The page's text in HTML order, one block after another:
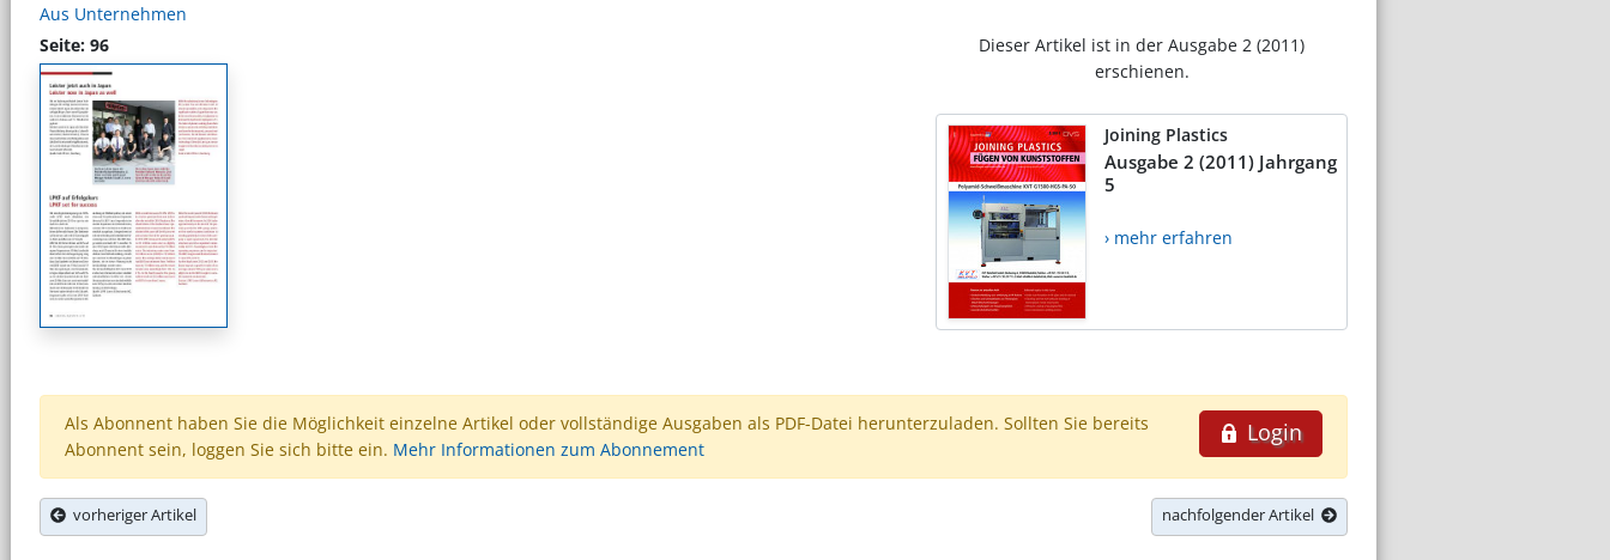
Aus Unternehmen
Seite: 96
Dieser Artikel ist in der Ausgabe 2 (2011)
erschienen.
Joining Plastics
Ausgabe 2 (2011) Jahrgang
5
› mehr erfahren
Login
Als Abonnent haben Sie die Möglichkeit einzelne Artikel oder vollständige Ausgaben als PDF-Datei herunterzuladen. Sollten Sie bereits
Abonnent sein, loggen Sie sich bitte ein. Mehr Informationen zum Abonnement
vorheriger Artikel nachfolgender Artikel